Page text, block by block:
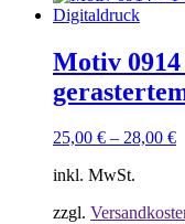
Motiv
25,00 € – 28,00 €
inkl. MwSt.
zzgl.